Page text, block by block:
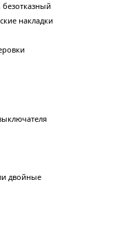
накладки
двойные